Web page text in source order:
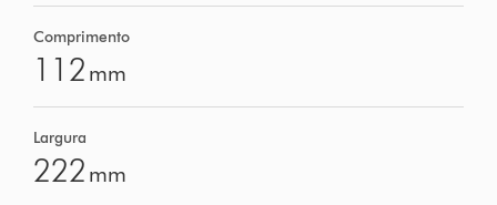
Comprimento
112 mm
Largura
222 mm